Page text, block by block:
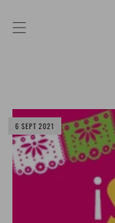
6 SEPT 2021